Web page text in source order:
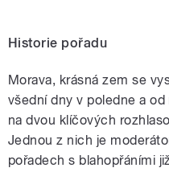
Historie pořadu
Morava, krásná zem se
všední dny v poledne a
na dvou klíčových
Jednou z nich je
pořadech s blahopřáními